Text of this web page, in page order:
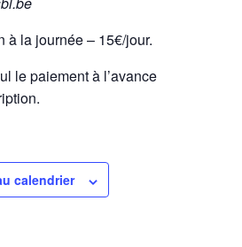
à la journée – 15€/jour.
le paiement à l’avance
calendrier